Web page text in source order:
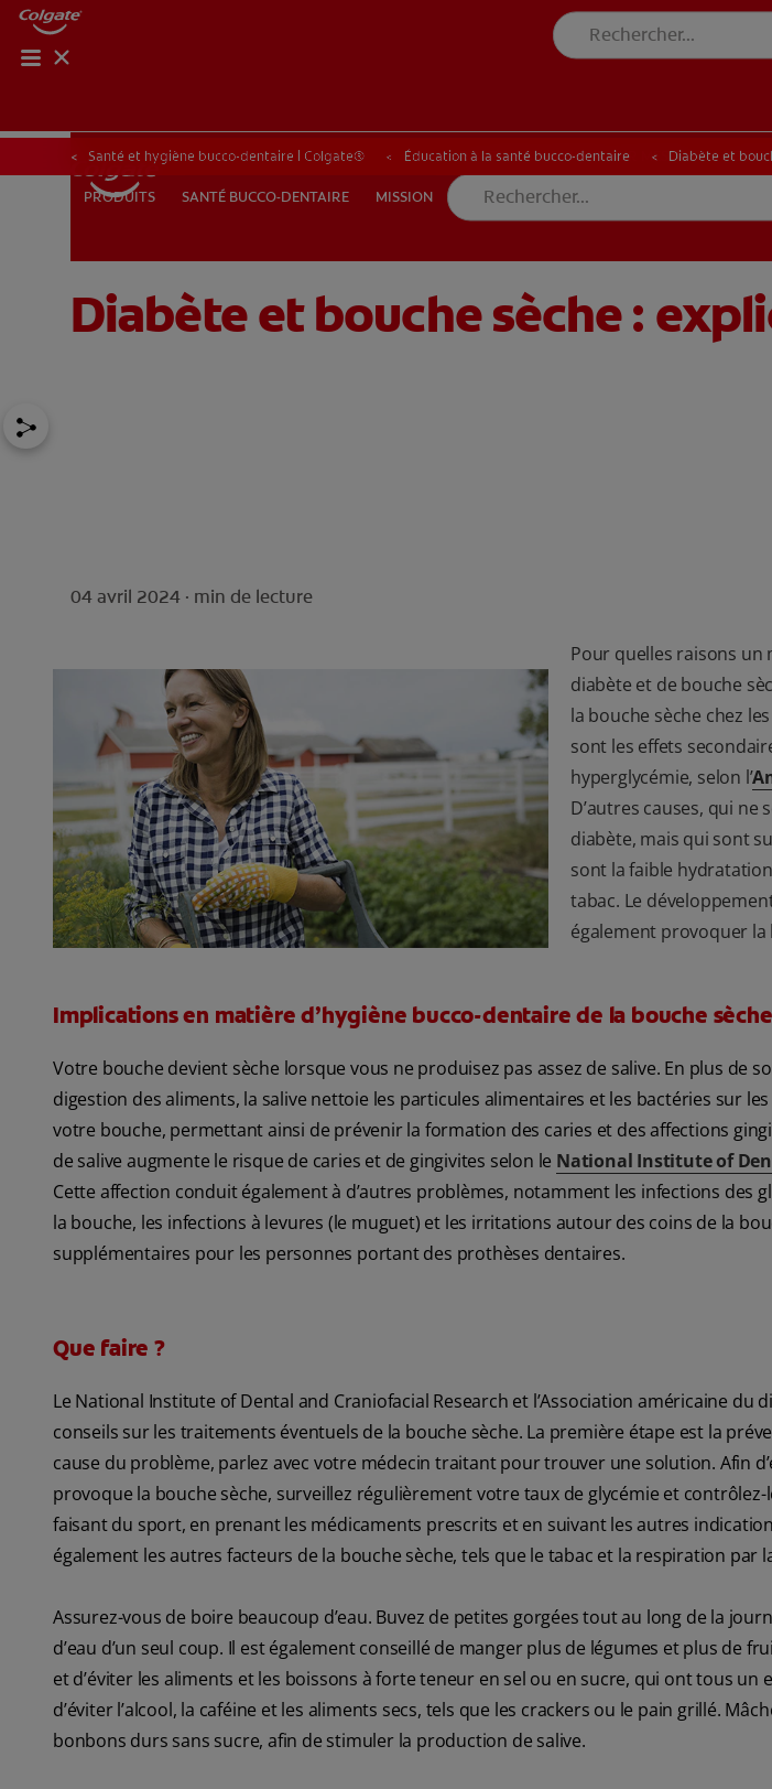
PRODUITS SANTÉ BUCCO-DENTAIRE
POUR LES PROFESSIONNELS FR (FR) S’INSCRIRE
PRODUITS SANTÉ BUCCO-DENTAIRE MISSION
ROUTINE BLANCHEUR SUR MESURE
Santé et hygiène bucco-dentaire | Colgate® Éducation à la santé bucco-dentaire Diabète et
Diabète et bouche sèche :
04 avril 2024 · min de lecture
Pour quelles raisons un
diabète et de bouche
la bouche sèche chez
sont les effets
hyperglycémie, selon l’
D’autres causes, qui
diabète, mais qui sont
sont la faible
tabac. Le
également provoquer la
Implications en matière d’hygiène bucco-dentaire de la bouche sèche
Votre bouche devient sèche lorsque vous ne produisez pas assez de salive. En plus de
digestion des aliments, la salive nettoie les particules alimentaires et les bactéries sur
votre bouche, permettant ainsi de prévenir la formation des caries et des affections
de salive augmente le risque de caries et de gingivites selon le National Institute of
Cette affection conduit également à d’autres problèmes, notamment les infections des
la bouche, les infections à levures (le muguet) et les irritations autour des coins de la
supplémentaires pour les personnes portant des prothèses dentaires.
Que faire ?
Le National Institute of Dental and Craniofacial Research et l’Association américaine du
conseils sur les traitements éventuels de la bouche sèche. La première étape est la
cause du problème, parlez avec votre médecin traitant pour trouver une solution. Afin
provoque la bouche sèche, surveillez régulièrement votre taux de glycémie et
faisant du sport, en prenant les médicaments prescrits et en suivant les autres
également les autres facteurs de la bouche sèche, tels que le tabac et la respiration par
Assurez-vous de boire beaucoup d’eau. Buvez de petites gorgées tout au long de la
d’eau d’un seul coup. Il est également conseillé de manger plus de légumes et plus de
et d’éviter les aliments et les boissons à forte teneur en sel ou en sucre, qui ont tous un
d’éviter l’alcool, la caféine et les aliments secs, tels que les crackers ou le pain grillé.
bonbons durs sans sucre, afin de stimuler la production de salive.